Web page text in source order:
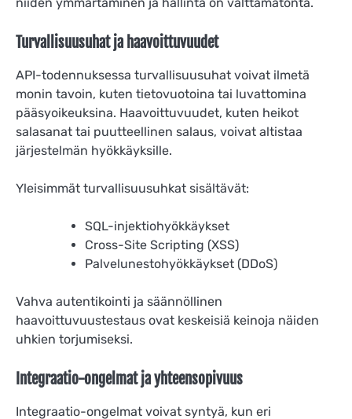
Turvallisuusuhat ja haavoittuvuudet
API-todennuksessa turvallisuusuhat voivat ilmetä
monin tavoin, kuten tietovuotoina tai luvattomina
pääsyoikeuksina. Haavoittuvuudet, kuten heikot
salasanat tai puutteellinen salaus, voivat altistaa
järjestelmän hyökkäyksille.
Yleisimmät turvallisuusuhkat sisältävät:
SQL-injektiohyökkäykset
Cross-Site Scripting (XSS)
Palvelunestohyökkäykset (DDoS)
Vahva autentikointi ja säännöllinen
haavoittuvuustestaus ovat keskeisiä keinoja näiden
uhkien torjumiseksi.
Integraatio-ongelmat ja yhteensopivuus
Integraatio-ongelmat voivat syntyä, kun eri